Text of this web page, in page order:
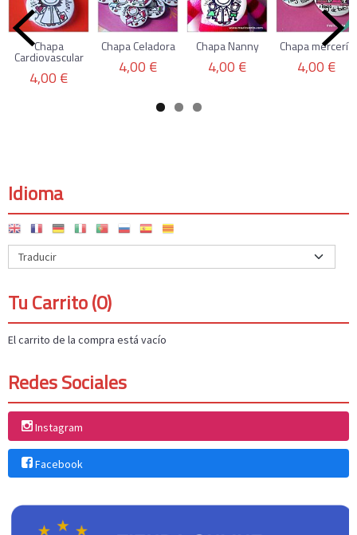
Idioma
Tu Carrito (0)
El carrito de la compra está vacío
Redes Sociales
Instagram
Facebook
Chapa
Cardiovascular
4,00 €
Chapa Celadora
4,00 €
Chapa Nanny
4,00 €
Chapa mercería
4,00 €